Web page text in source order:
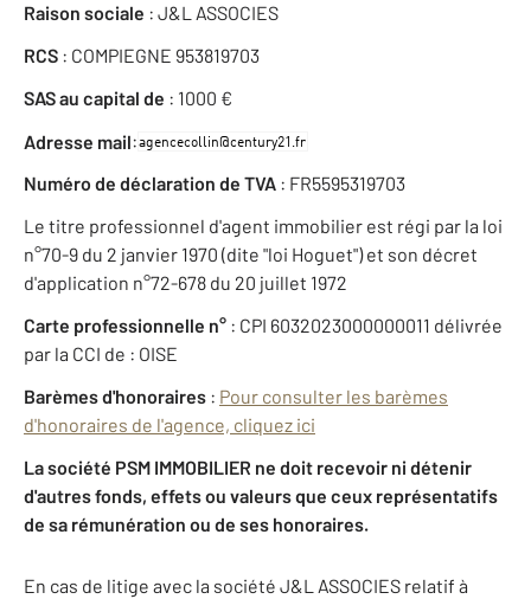
Raison sociale : J&L ASSOCIES
RCS : COMPIEGNE 953819703
SAS au capital de : 1000 €
Adresse mail:
Numéro de déclaration de TVA : FR5595319703
Le titre professionnel d'agent immobilier est régi par la loi
n°70-9 du 2 janvier 1970 (dite "loi Hoguet") et son décret
d'application n°72-678 du 20 juillet 1972
Carte professionnelle n° : CPI 6032023000000011 délivrée
par la CCI de : OISE
Barèmes d'honoraires : Pour consulter les barèmes
d'honoraires de l'agence, cliquez ici
La société PSM IMMOBILIER ne doit recevoir ni détenir
d'autres fonds, effets ou valeurs que ceux représentatifs
de sa rémunération ou de ses honoraires.
En cas de litige avec la société J&L ASSOCIES relatif à